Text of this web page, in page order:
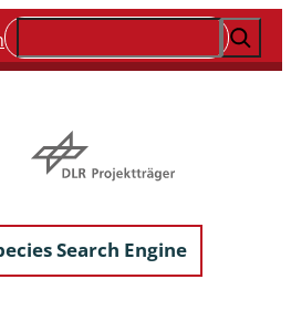
Suchen
Search Engine